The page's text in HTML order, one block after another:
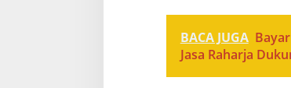
BACA JUGA
Jasa Raharja